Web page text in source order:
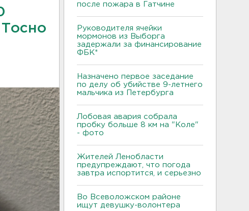
после пожара в Гатчине
Руководителя ячейки
мормонов из Выборга
задержали за финансирование
ФБК*
Назначено первое заседание
по делу об убийстве 9-летнего
мальчика из Петербурга
Лобовая авария собрала
пробку больше 8 км на "Коле"
- фото
Жителей Ленобласти
предупреждают, что погода
завтра испортится, и серьезно
Во Всеволожском районе
ищут девушку-волонтера